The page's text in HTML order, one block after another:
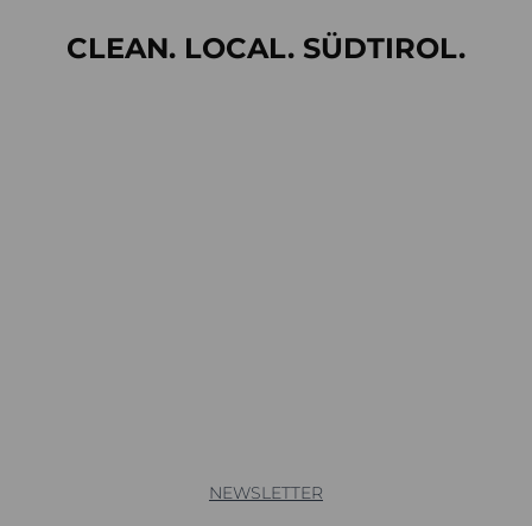
CLEAN. LOCAL. SÜDTIROL.
NEWSLETTER